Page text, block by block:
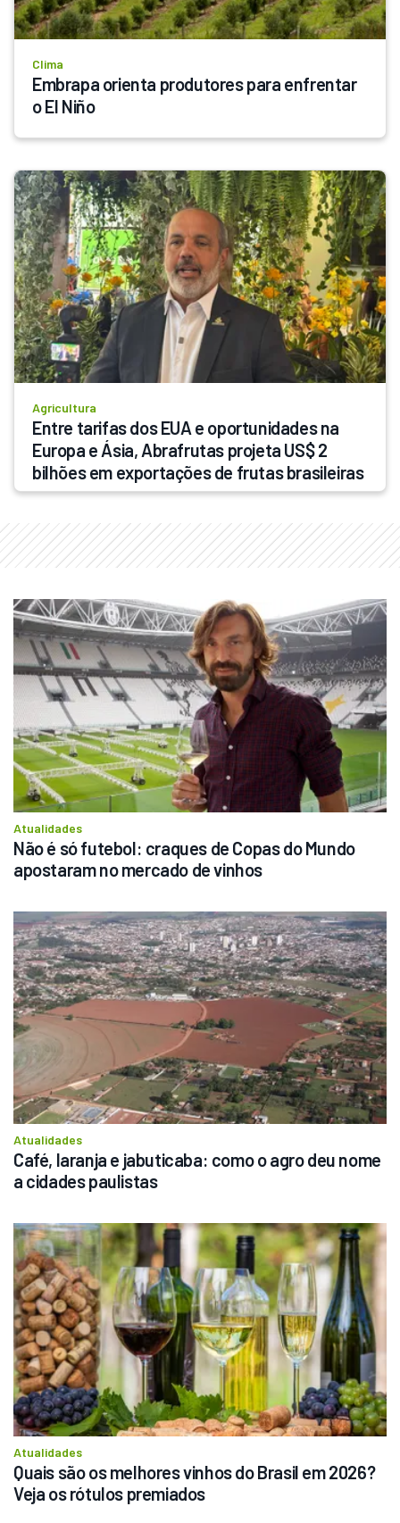
Clima
Embrapa orienta produtores para enfrentar
o El Niño
Agricultura
Entre tarifas dos EUA e oportunidades na
Europa e Ásia, Abrafrutas projeta US$ 2
bilhões em exportações de frutas brasileiras
Atualidades
Não é só futebol: craques de Copas do Mundo
apostaram no mercado de vinhos
Atualidades
Café, laranja e jabuticaba: como o agro deu nome
a cidades paulistas
Atualidades
Quais são os melhores vinhos do Brasil em 2026?
Veja os rótulos premiados